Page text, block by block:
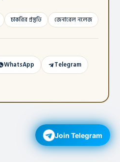
চাকরির প্রস্তুতি জেনারেল নলেজ
WhatsApp
Telegram
Join Telegram